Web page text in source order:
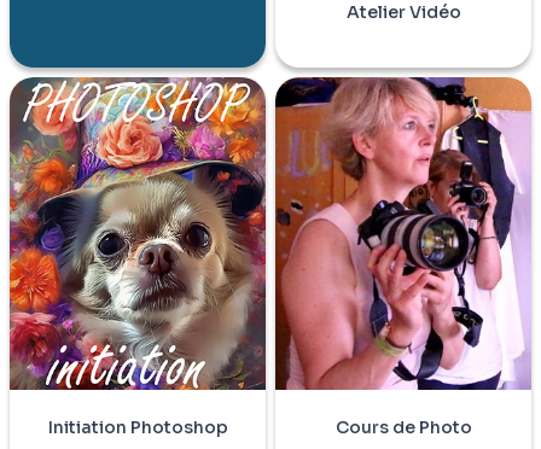
Atelier Vidéo
Initiation Photoshop Cours de Photo